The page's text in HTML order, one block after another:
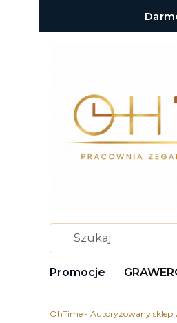
Promocje
OhTime - Autoryzowany sklep